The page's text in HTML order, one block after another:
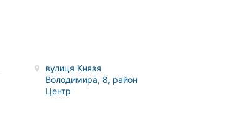
вулиця Князя
Володимира, 8, район
Центр